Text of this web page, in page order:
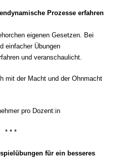
Prozesse erfahren
eigenen Gesetzen. Bei
einfacher Übungen
und veranschaulicht.
mit der Macht und der Ohnmacht
pro Dozent:in
* * *
für ein besseres